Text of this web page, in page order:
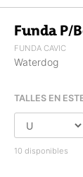
Funda P/
FUNDA CAVIC
Waterdog
TALLES EN
10 disponibles